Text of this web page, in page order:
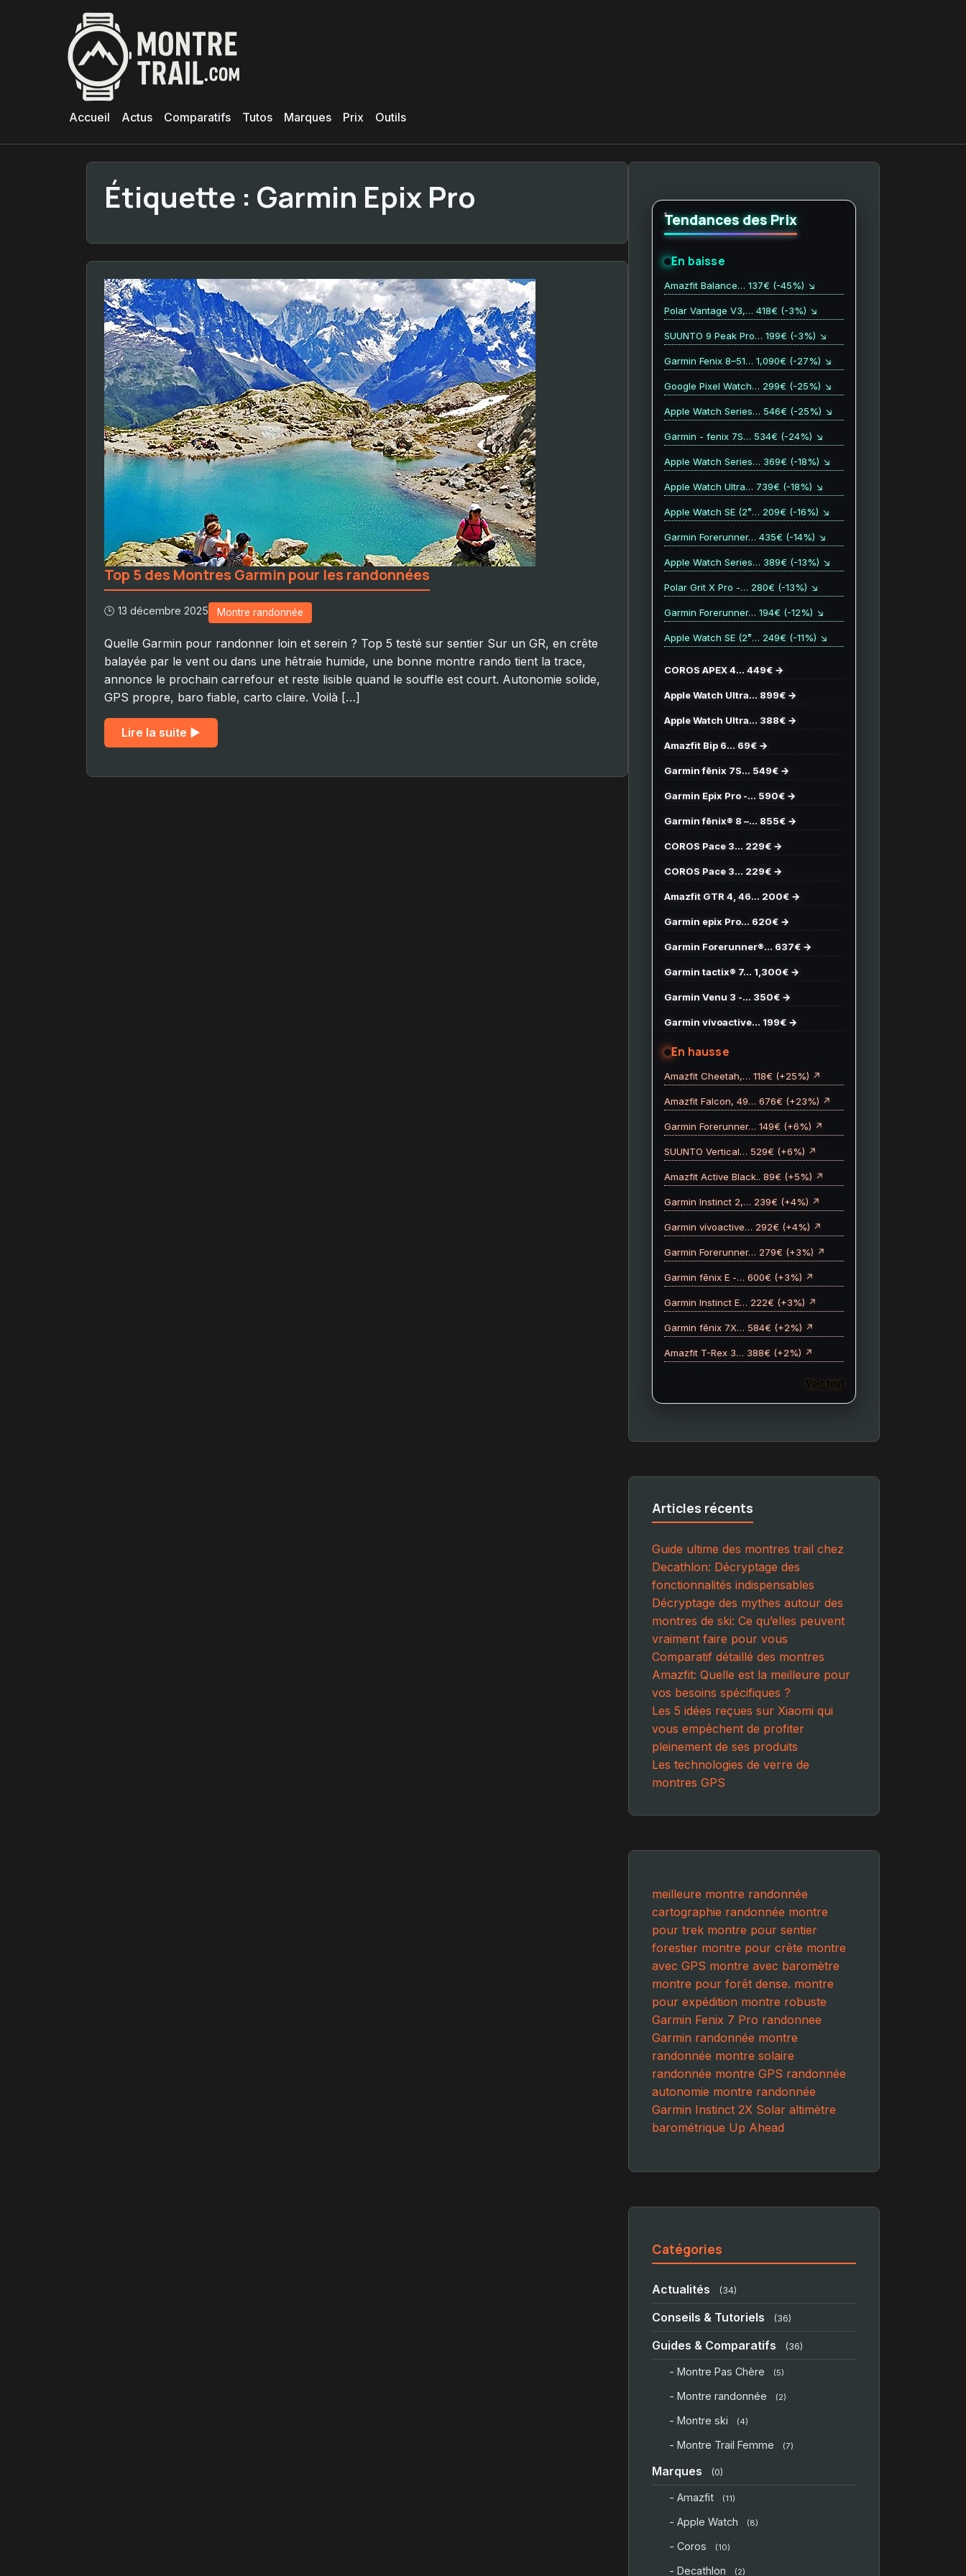
Accueil Actus Comparatifs Tutos Marques Prix Outils
Étiquette : Garmin Epix Pro
Top 5 des Montres Garmin pour les randonnées
🕒 13 décembre 2025 Montre randonnée
Quelle Garmin pour randonner loin et serein ? Top 5 testé sur sentier Sur un GR, en crête
balayée par le vent ou dans une hêtraie humide, une bonne montre rando tient la trace,
annonce le prochain carrefour et reste lisible quand le souffle est court. Autonomie solide,
GPS propre, baro fiable, carto claire. Voilà […]
Lire la suite ▶︎
Tendances des Prix
En baisse
Amazfit Balance… 137€ (-45%) ↘
Polar Vantage V3,… 418€ (-3%) ↘
SUUNTO 9 Peak Pro… 199€ (-3%) ↘
Garmin Fenix 8–51… 1,090€ (-27%) ↘
Google Pixel Watch… 299€ (-25%) ↘
Apple Watch Series… 546€ (-25%) ↘
Garmin - fenix 7S… 534€ (-24%) ↘
Apple Watch Series… 369€ (-18%) ↘
Apple Watch Ultra… 739€ (-18%) ↘
Apple Watch SE (2ᵉ… 209€ (-16%) ↘
Garmin Forerunner… 435€ (-14%) ↘
Apple Watch Series… 389€ (-13%) ↘
Polar Grit X Pro -… 280€ (-13%) ↘
Garmin Forerunner… 194€ (-12%) ↘
Apple Watch SE (2ᵉ… 249€ (-11%) ↘
COROS APEX 4… 449€ →
Apple Watch Ultra… 899€ →
Apple Watch Ultra… 388€ →
Amazfit Bip 6… 69€ →
Garmin fēnix 7S… 549€ →
Garmin Epix Pro -… 590€ →
Garmin fēnix® 8 –… 855€ →
COROS Pace 3… 229€ →
COROS Pace 3… 229€ →
Amazfit GTR 4, 46… 200€ →
Garmin epix Pro… 620€ →
Garmin Forerunner®… 637€ →
Garmin tactix® 7… 1,300€ →
Garmin Venu 3 -… 350€ →
Garmin vívoactive… 199€ →
En hausse
Amazfit Cheetah,… 118€ (+25%) ↗
Amazfit Falcon, 49… 676€ (+23%) ↗
Garmin Forerunner… 149€ (+6%) ↗
SUUNTO Vertical… 529€ (+6%) ↗
Amazfit Active Black.. 89€ (+5%) ↗
Garmin Instinct 2,… 239€ (+4%) ↗
Garmin vívoactive… 292€ (+4%) ↗
Garmin Forerunner… 279€ (+3%) ↗
Garmin fēnix E -… 600€ (+3%) ↗
Garmin Instinct E… 222€ (+3%) ↗
Garmin fēnix 7X… 584€ (+2%) ↗
Amazfit T-Rex 3… 388€ (+2%) ↗
Voir tout
Articles récents
Guide ultime des montres trail chez
Decathlon: Décryptage des
fonctionnalités indispensables
Décryptage des mythes autour des
montres de ski: Ce qu’elles peuvent
vraiment faire pour vous
Comparatif détaillé des montres
Amazfit: Quelle est la meilleure pour
vos besoins spécifiques ?
Les 5 idées reçues sur Xiaomi qui
vous empêchent de profiter
pleinement de ses produits
Les technologies de verre de
montres GPS
meilleure montre randonnée
cartographie randonnée montre
pour trek montre pour sentier
forestier montre pour crête montre
avec GPS montre avec baromètre
montre pour forêt dense. montre
pour expédition montre robuste
Garmin Fenix 7 Pro randonnee
Garmin randonnée montre
randonnée montre solaire
randonnée montre GPS randonnée
autonomie montre randonnée
Garmin Instinct 2X Solar altimètre
barométrique Up Ahead
Catégories
Actualités (34)
Conseils & Tutoriels (36)
Guides & Comparatifs (36)
- Montre Pas Chère (5)
- Montre randonnée (2)
- Montre ski (4)
- Montre Trail Femme (7)
Marques (0)
- Amazfit (11)
- Apple Watch (8)
- Coros (10)
- Decathlon (2)